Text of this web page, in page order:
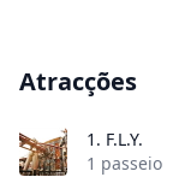
Atracções
1. F.L.Y.
1 passeio